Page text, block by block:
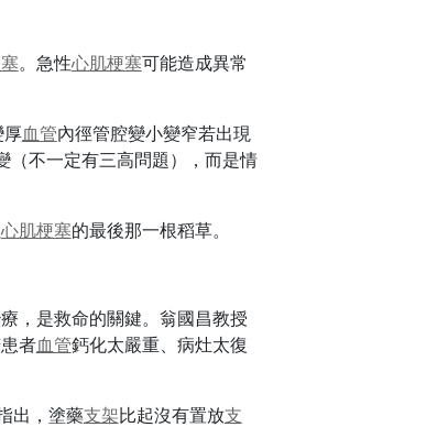
。急性心肌梗塞可能造成異常
血管內徑管腔變小變窄若出現
（不一定有三高問題），而是情
心肌梗塞的最後那一根稻草。
，是救命的關鍵。翁國昌教授
者血管鈣化太嚴重、病灶太復
出，塗藥支架比起沒有置放支